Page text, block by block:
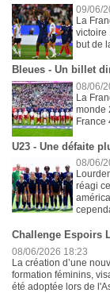
09/06/
La
victoire
but de
Bleues - Un billet
08/06/
La
monde
France
U23 - Une défaite
08/06/
réagi
Challenge Espoirs
08/06/2026 18:23
La création d’une
formation féminins,
été adoptée lors de